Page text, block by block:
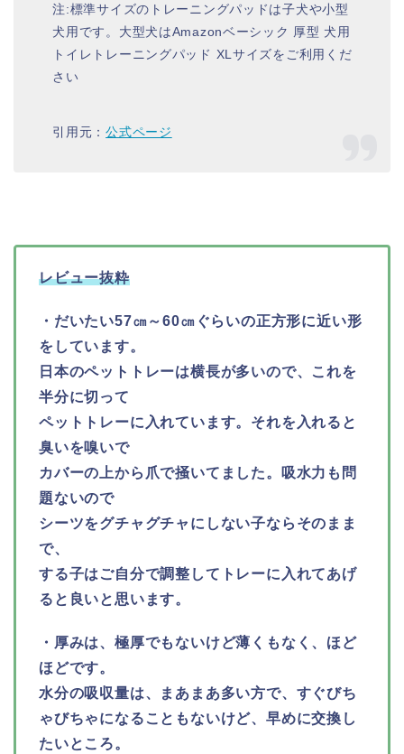
注:標準サイズのトレーニングパッドは子犬や小型
犬用です。大型犬はAmazonベーシック 厚型 犬用
トイレトレーニングパッド XLサイズをご利用くだ
さい
引用元：公式ページ
レビュー抜粋
・だいたい57㎝～60㎝ぐらいの正方形に近い形
をしています。
日本のペットトレーは横長が多いので、これを
半分に切って
ペットトレーに入れています。それを入れると
臭いを嗅いで
カバーの上から爪で掻いてました。吸水力も問
題ないので
シーツをグチャグチャにしない子ならそのまま
で、
する子はご自分で調整してトレーに入れてあげ
ると良いと思います。
・厚みは、極厚でもないけど薄くもなく、ほど
ほどです。
水分の吸収量は、まあまあ多い方で、すぐびち
ゃびちゃになることもないけど、早めに交換し
たいところ。